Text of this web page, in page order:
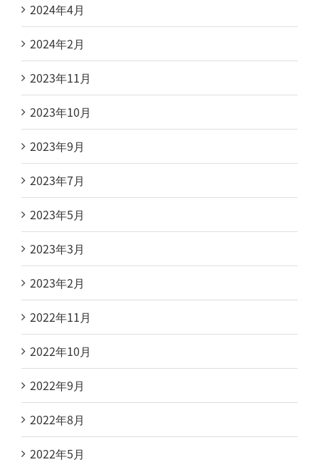
2024年4月
2024年2月
2023年11月
2023年10月
2023年9月
2023年7月
2023年5月
2023年3月
2023年2月
2022年11月
2022年10月
2022年9月
2022年8月
2022年5月